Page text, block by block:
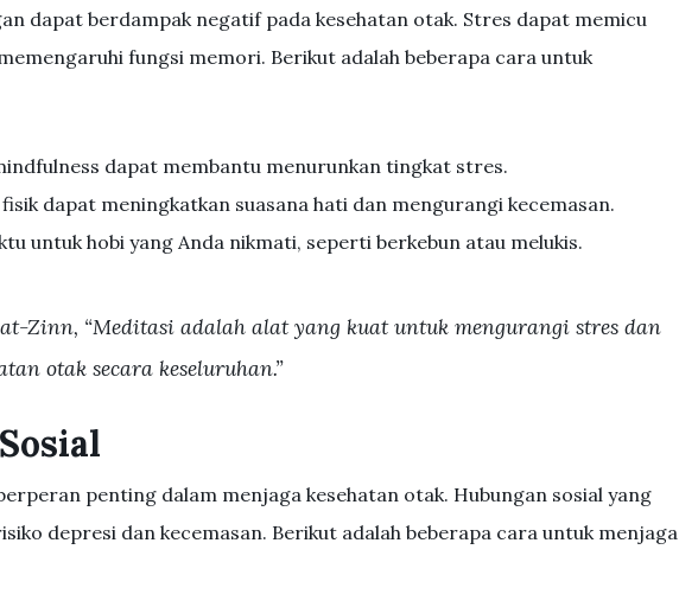
dapat berdampak negatif pada kesehatan otak. Stres dapat memicu
fungsi memori. Berikut adalah beberapa cara untuk
dapat membantu menurunkan tingkat stres.
dapat meningkatkan suasana hati dan mengurangi kecemasan.
untuk hobi yang Anda nikmati, seperti berkebun atau melukis.
Zinn, “Meditasi adalah alat yang kuat untuk mengurangi stres dan
otak secara keseluruhan.”
penting dalam menjaga kesehatan otak. Hubungan sosial yang
depresi dan kecemasan. Berikut adalah beberapa cara untuk menjaga